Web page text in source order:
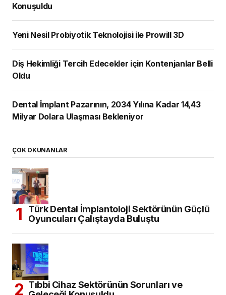
Konuşuldu
Yeni Nesil Probiyotik Teknolojisi ile Prowill 3D
Diş Hekimliği Tercih Edecekler için Kontenjanlar Belli
Oldu
Dental İmplant Pazarının, 2034 Yılına Kadar 14,43
Milyar Dolara Ulaşması Bekleniyor
ÇOK OKUNANLAR
Türk Dental İmplantoloji Sektörünün Güçlü
Oyuncuları Çalıştayda Buluştu
Tıbbi Cihaz Sektörünün Sorunları ve